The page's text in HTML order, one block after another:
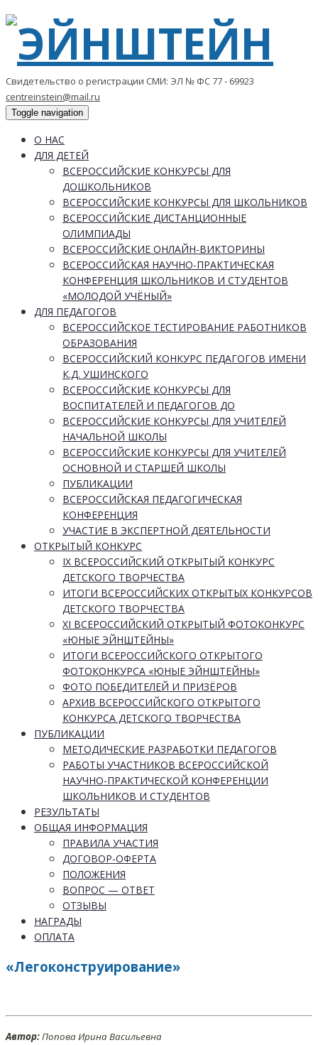
Свидетельство о регистрации СМИ: ЭЛ № ФС 77 - 69923
centreinstein@mail.ru
Toggle navigation
О НАС
ДЛЯ ДЕТЕЙ
ВСЕРОССИЙСКИЕ КОНКУРСЫ ДЛЯ
ДОШКОЛЬНИКОВ
ВСЕРОССИЙСКИЕ КОНКУРСЫ ДЛЯ ШКОЛЬНИКОВ
ВСЕРОССИЙСКИЕ ДИСТАНЦИОННЫЕ
ОЛИМПИАДЫ
ВСЕРОССИЙСКИЕ ОНЛАЙН-ВИКТОРИНЫ
ВСЕРОССИЙСКАЯ НАУЧНО-ПРАКТИЧЕСКАЯ
КОНФЕРЕНЦИЯ ШКОЛЬНИКОВ И СТУДЕНТОВ
«МОЛОДОЙ УЧЁНЫЙ»
ДЛЯ ПЕДАГОГОВ
ВСЕРОССИЙСКОЕ ТЕСТИРОВАНИЕ РАБОТНИКОВ
ОБРАЗОВАНИЯ
ВСЕРОССИЙСКИЙ КОНКУРС ПЕДАГОГОВ ИМЕНИ
К.Д. УШИНСКОГО
ВСЕРОССИЙСКИЕ КОНКУРСЫ ДЛЯ
ВОСПИТАТЕЛЕЙ И ПЕДАГОГОВ ДО
ВСЕРОССИЙСКИЕ КОНКУРСЫ ДЛЯ УЧИТЕЛЕЙ
НАЧАЛЬНОЙ ШКОЛЫ
ВСЕРОССИЙСКИЕ КОНКУРСЫ ДЛЯ УЧИТЕЛЕЙ
ОСНОВНОЙ И СТАРШЕЙ ШКОЛЫ
ПУБЛИКАЦИИ
ВСЕРОССИЙСКАЯ ПЕДАГОГИЧЕСКАЯ
КОНФЕРЕНЦИЯ
УЧАСТИЕ В ЭКСПЕРТНОЙ ДЕЯТЕЛЬНОСТИ
ОТКРЫТЫЙ КОНКУРС
IX ВСЕРОССИЙСКИЙ ОТКРЫТЫЙ КОНКУРС
ДЕТСКОГО ТВОРЧЕСТВА
ИТОГИ ВСЕРОССИЙСКИХ ОТКРЫТЫХ КОНКУРСОВ
ДЕТСКОГО ТВОРЧЕСТВА
XI ВСЕРОССИЙСКИЙ ОТКРЫТЫЙ ФОТОКОНКУРС
«ЮНЫЕ ЭЙНШТЕЙНЫ»
ИТОГИ ВСЕРОССИЙСКОГО ОТКРЫТОГО
ФОТОКОНКУРСА «ЮНЫЕ ЭЙНШТЕЙНЫ»
ФОТО ПОБЕДИТЕЛЕЙ И ПРИЗЁРОВ
АРХИВ ВСЕРОССИЙСКОГО ОТКРЫТОГО
КОНКУРСА ДЕТСКОГО ТВОРЧЕСТВА
ПУБЛИКАЦИИ
МЕТОДИЧЕСКИЕ РАЗРАБОТКИ ПЕДАГОГОВ
РАБОТЫ УЧАСТНИКОВ ВСЕРОССИЙСКОЙ
НАУЧНО-ПРАКТИЧЕСКОЙ КОНФЕРЕНЦИИ
ШКОЛЬНИКОВ И СТУДЕНТОВ
РЕЗУЛЬТАТЫ
ОБЩАЯ ИНФОРМАЦИЯ
ПРАВИЛА УЧАСТИЯ
ДОГОВОР-ОФЕРТА
ПОЛОЖЕНИЯ
ВОПРОС — ОТВЕТ
ОТЗЫВЫ
НАГРАДЫ
ОПЛАТА
«Легоконструирование»
Автор:Попова Ирина Васильевна